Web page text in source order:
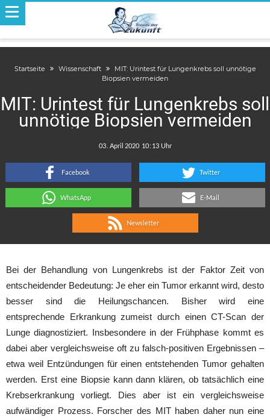
Startseite Wissenschaft
MIT: Urintest für Lungenkrebs soll unnötige
Biopsien vermeiden
MIT: Urintest für Lungenkrebs soll
unnötige Biopsien vermeiden
:
Facebook Twitter
WhatsApp E-Mail
Newsletter
Bei der Behandlung von Lungenkrebs ist der Faktor Zeit von
entscheidender Bedeutung: Je eher ein Tumor erkannt wird, desto
besser sind die Heilungschancen. Bisher wird eine
entsprechende Erkrankung zumeist durch einen CT-Scan der
Lunge diagnostiziert. Insbesondere in der Frühphase kommt es
dabei aber vergleichsweise oft zu falsch-positiven Ergebnissen –
etwa weil Entzündungen für einen entstehenden Tumor gehalten
werden. Erst eine Biopsie kann dann klären, ob tatsächlich eine
Krebserkrankung vorliegt. Dies aber ist ein vergleichsweise
aufwändiger Prozess. Forscher des MIT haben daher nun eine